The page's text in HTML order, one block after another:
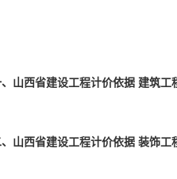
山西省建设工程计价依据 建筑工
山西省建设工程计价依据 装饰工